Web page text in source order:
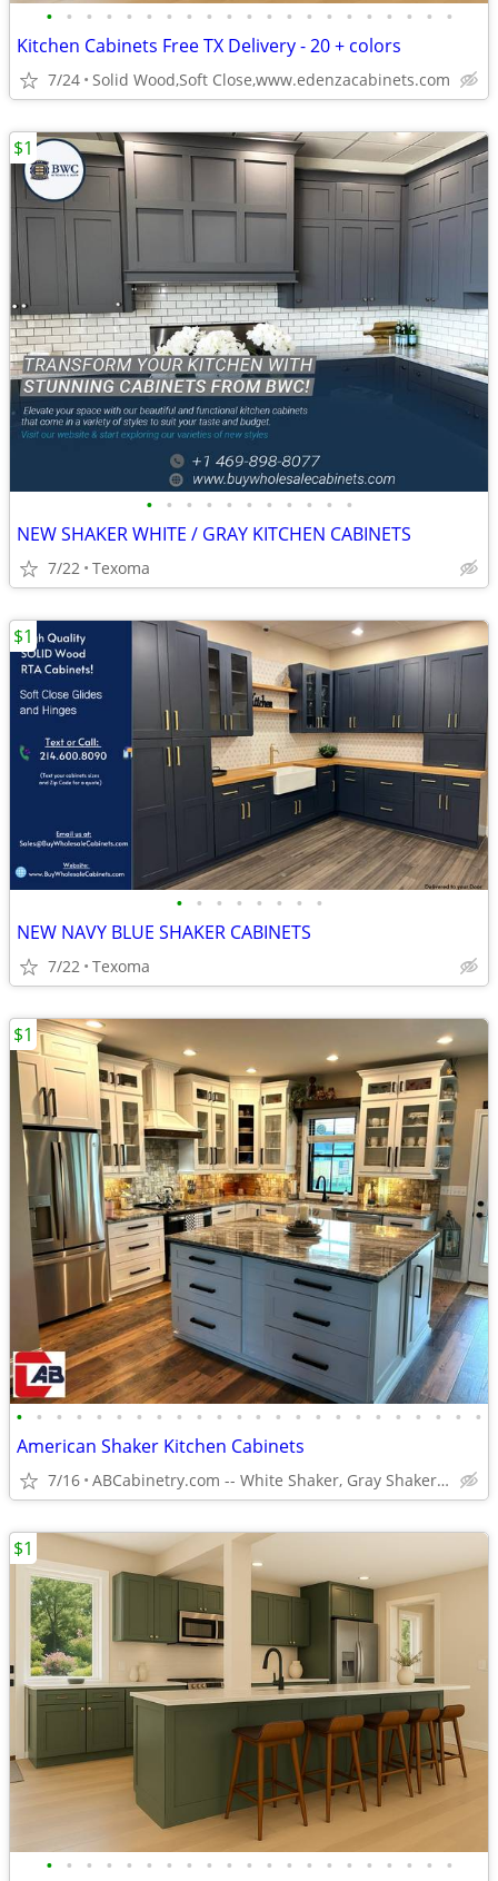
• • • • • • • • • • • • • • • • • • • • •
Kitchen Cabinets Free TX Delivery - 20 + colors
7/24 Solid Wood,Soft Close,www.edenzacabinets.com
• • • • • • • • • • •
NEW SHAKER WHITE / GRAY KITCHEN CABINETS
7/22 Texoma
$1
• • • • • • • •
NEW NAVY BLUE SHAKER CABINETS
7/22 Texoma
$1
• • • • • • • • • • • • • • • • • • • • • • • •
American Shaker Kitchen Cabinets
7/16 ABCabinetry.com -- White Shaker, Gray Shaker, Raised Panel
$1
• • • • • • • • • • • • • • • • • • • • •
$1